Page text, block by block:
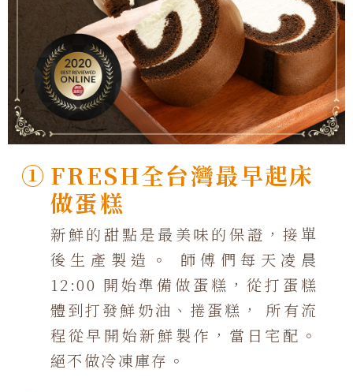
① FRESH全台灣最早起床
做蛋糕
新鮮的甜點是最美味的保證，接單
後生產製造。 師傅們每天凌晨
12:00 開始準備做蛋糕，從打蛋糕
體到打發鮮奶油、捲蛋糕， 所有流
程從早開始新鮮製作，當日宅配。
絕不做冷凍庫存。